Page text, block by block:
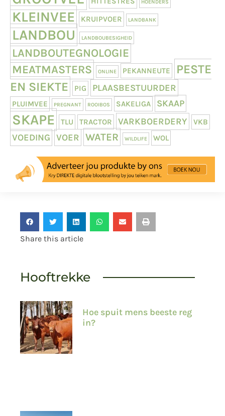
HOENDERS
KLEINVEE KRUIPVOER LANDBANK
LANDBOU LANDBOUBESIGHEID
LANDBOUTEGNOLOGIE
MEATMASTERS
ONLINE PEKANNEUTE
PESTE
EN SIEKTE
PIG PLAASBESTUURDER
PLUIMVEE PREGNANT ROOIBOS SAKELIGA SKAAP
SKAPE TLU TRACTOR VARKBOERDERY VKB
VOEDING VOER WATER WILDLIFE WOL
Share this article
Hooftrekke
Hoe spuit mens beeste reg
in?